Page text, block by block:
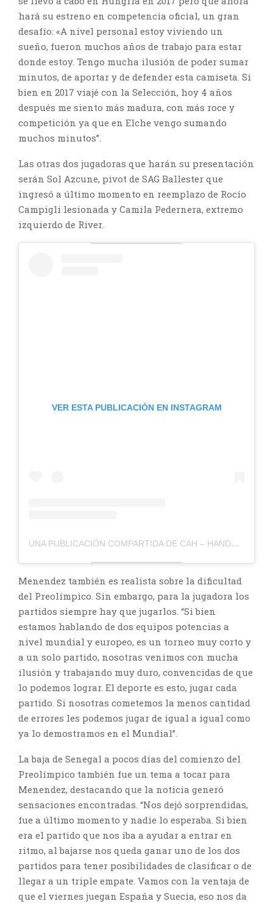
hará su estreno en competencia oficial, un gran
desafío: «A nivel personal estoy viviendo un
sueño, fueron muchos años de trabajo para estar
donde estoy. Tengo mucha ilusión de poder sumar
minutos, de aportar y de defender esta camiseta. Si
bien en 2017 viajé con la Selección, hoy 4 años
después me siento más madura, con más roce y
competición ya que en Elche vengo sumando
muchos minutos”.
Las otras dos jugadoras que harán su presentación
serán Sol Azcune, pivot de SAG Ballester que
ingresó a último momento en reemplazo de Rocío
Campigli lesionada y Camila Pedernera, extremo
izquierdo de River.
VER ESTA PUBLICACIÓN EN INSTAGRAM
UNA PUBLICACIÓN COMPARTIDA DE CAH – HANDBALL ARGENTINA
Menendez también es realista sobre la dificultad
del Preolímpico. Sin embargo, para la jugadora los
partidos siempre hay que jugarlos. “Si bien
estamos hablando de dos equipos potencias a
nivel mundial y europeo, es un torneo muy corto y
a un solo partido, nosotras venimos con mucha
ilusión y trabajando muy duro, convencidas de que
lo podemos lograr. El deporte es esto, jugar cada
partido. Si nosotras cometemos la menos cantidad
de errores les podemos jugar de igual a igual como
ya lo demostramos en el Mundial”.
La baja de Senegal a pocos días del comienzo del
Preolímpico también fue un tema a tocar para
Menendez, destacando que la noticia generó
sensaciones encontradas. “Nos dejó sorprendidas,
fue a último momento y nadie lo esperaba. Si bien
era el partido que nos iba a ayudar a entrar en
ritmo, al bajarse nos queda ganar uno de los dos
partidos para tener posibilidades de clasificar o de
llegar a un triple empate. Vamos con la ventaja de
que el viernes juegan España y Suecia, eso nos da